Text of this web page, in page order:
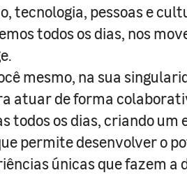
tecnologia, pessoas e
todos os dias, nos
mesmo, na sua
atuar de forma
todos os dias, criando um
permite desenvolver o
únicas que fazem a